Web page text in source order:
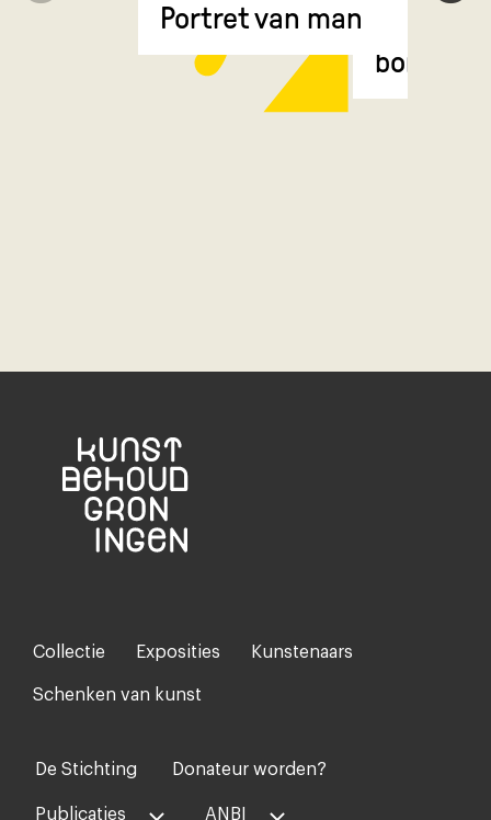
Portret van man
Footer-
menu
Collectie Exposities Kunstenaars
Schenken van kunst
Voet
midden
De Stichting Donateur worden?
Publicaties ANBI